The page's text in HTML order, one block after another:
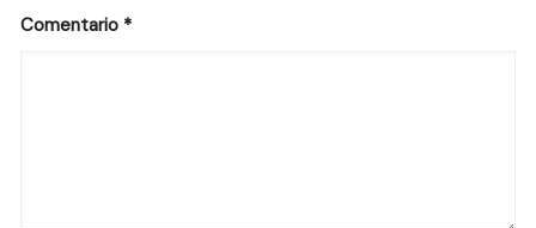
Comentario *